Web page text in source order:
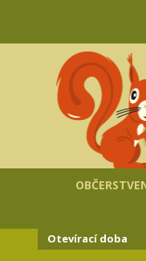
Otevírací doba